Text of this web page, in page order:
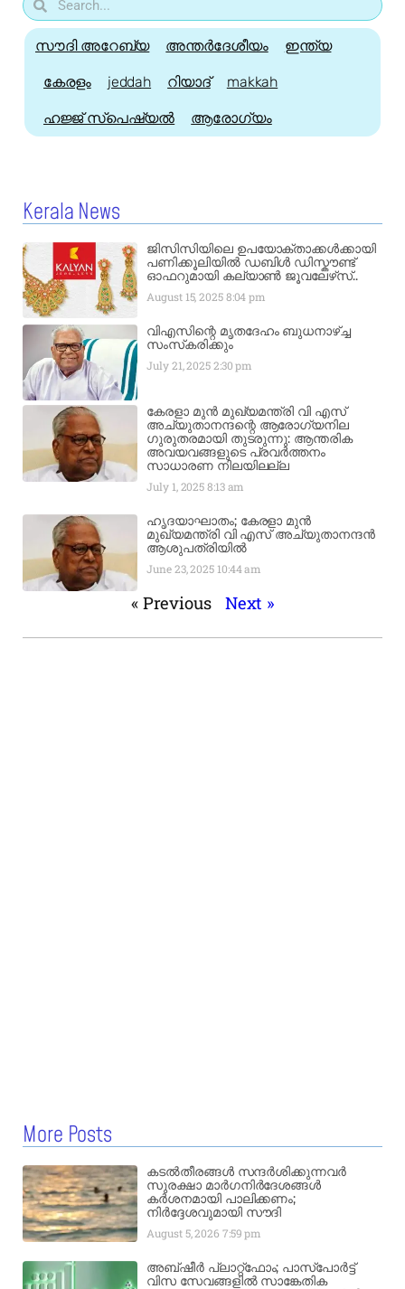
സൗദി അറേബ്യ അന്തർദേശീയം ഇന്ത്യ
കേരളം jeddah റിയാദ് makkah
ഹജ്ജ്‌ സ്പെഷ്യൽ ആരോഗ്യം
Kerala News
ജിസിസിയിലെ ഉപയോക്താക്കൾക്കായി
പണിക്കൂലിയിൽ ഡബിൾ ഡിസ്കൗണ്ട്
ഓഫറുമായി കല്യാൺ ജൂവലേഴ്‌സ്..
August 15, 20258:04 pm
വിഎസിന്റെ മൃതദേഹം ബുധനാഴ്ച്ച
സംസ്‌കരിക്കും
July 21, 20252:30 pm
കേരളാ മുൻ മുഖ്യമന്ത്രി വി എസ്
അച്യുതാനന്ദന്റെ ആരോഗ്യനില
ഗുരുതരമായി തുടരുന്നു: ആന്തരിക
അവയവങ്ങളുടെ പ്രവർത്തനം
സാധാരണ നിലയിലല്ല
July 1, 20258:13 am
ഹൃദയാഘാതം; കേരളാ മുൻ
മുഖ്യമന്ത്രി വി എസ് അച്യുതാനന്ദൻ
ആശുപത്രിയിൽ
June 23, 2025 10:44 am
« Previous Next »
More Posts
കടൽതീരങ്ങൾ സന്ദർശിക്കുന്നവർ
സുരക്ഷാ മാർഗനിർദേശങ്ങൾ
കർശനമായി പാലിക്കണം;
നിർദ്ദേശവുമായി സൗദി
August 5, 2026 7:59 pm
അബ്ഷീർ പ്ലാറ്റ്‌ഫോം; പാസ്‌പോർട്ട്
വിസ സേവങ്ങളിൽ സാങ്കേതിക